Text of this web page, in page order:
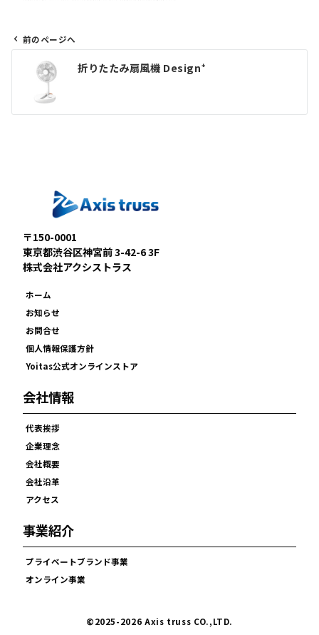
ビ
前のページへ
折りたたみ扇風機 Design⁺
〒150-0001
東京都渋谷区神宮前 3-42-6 3F
株式会社アクシストラス
ホーム
お知らせ
お問合せ
個人情報保護方針
Yoitas公式オンラインストア
会社情報
代表挨拶
企業理念
会社概要
会社沿革
アクセス
事業紹介
プライベートブランド事業
オンライン事業
©2025-2026 Axis truss CO.,LTD.